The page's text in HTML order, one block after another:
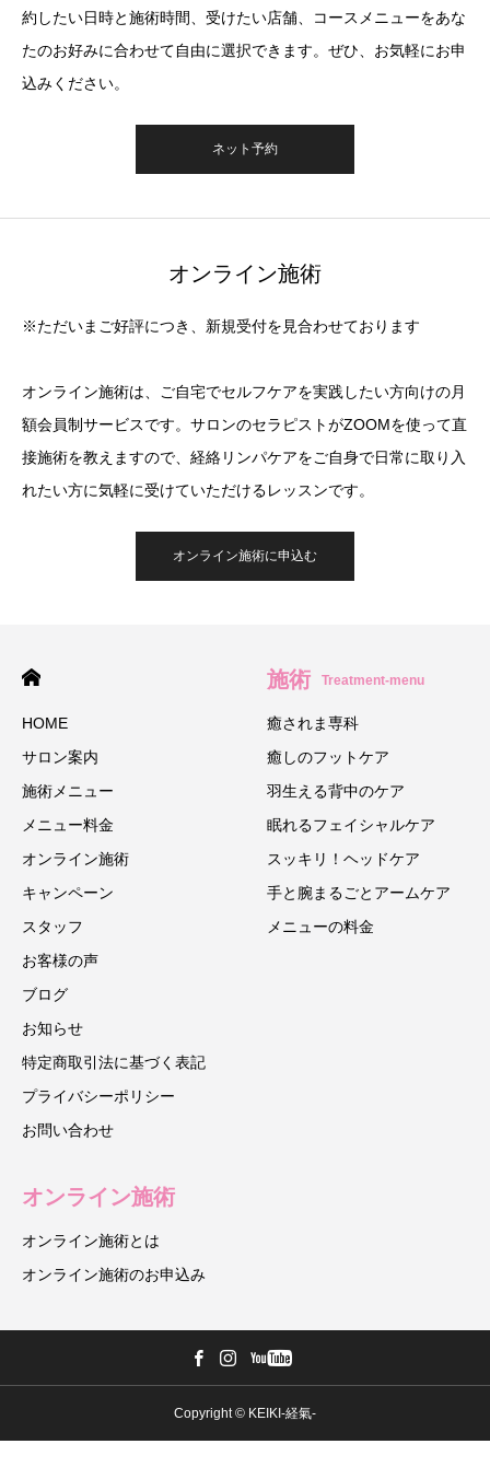
約したい日時と施術時間、受けたい店舗、コースメニューをあな
たのお好みに合わせて自由に選択できます。ぜひ、お気軽にお申
込みください。
ネット予約
オンライン施術
※ただいまご好評につき、新規受付を見合わせております
オンライン施術は、ご自宅でセルフケアを実践したい方向けの月
額会員制サービスです。サロンのセラピストがZOOMを使って直
接施術を教えますので、経絡リンパケアをご自身で日常に取り入
れたい方に気軽に受けていただけるレッスンです。
オンライン施術に申込む
HOME
サロン案内
施術メニュー
メニュー料金
オンライン施術
キャンペーン
スタッフ
お客様の声
ブログ
お知らせ
特定商取引法に基づく表記
プライバシーポリシー
お問い合わせ
施術 Treatment-menu
癒されま専科
癒しのフットケア
羽生える背中のケア
眠れるフェイシャルケア
スッキリ！ヘッドケア
手と腕まるごとアームケア
メニューの料金
オンライン施術
オンライン施術とは
オンライン施術のお申込み
Copyright © KEIKI-経氣-